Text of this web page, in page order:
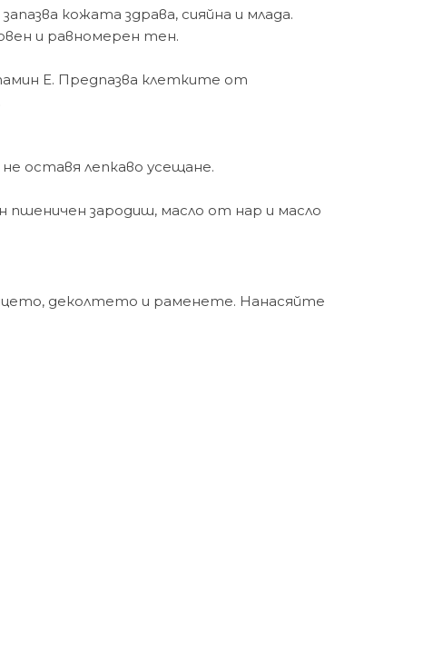
кожата здрава, сияйна и млада.
и равномерен тен.
Е. Предпазва клетките от
оставя лепкаво усещане.
пшеничен зародиш, масло от нар и масло
деколтето и раменете. Нанасяйте